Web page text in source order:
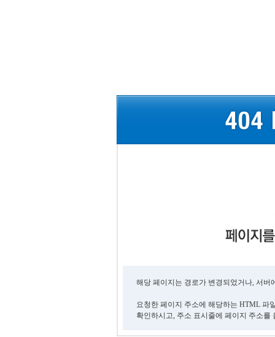
해당 페이지는 경로가 변경되었거나, 서
요청한 페이지 주소에 해당하는 HTML 파
확인하시고, 주소 표시줄에 페이지 주소